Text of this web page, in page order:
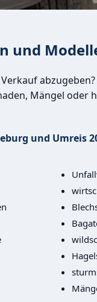
und
Mängel oder
und Umreis